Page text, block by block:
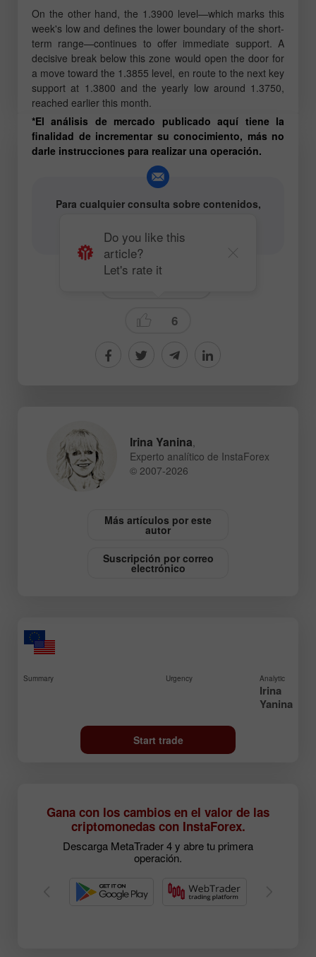
On the other hand, the 1.3900 level—which marks this
week's low and defines the lower boundary of the short-
term range—continues to offer immediate support. A
decisive break below this zone would open the door for
a move toward the 1.3855 level, en route to the next key
support at 1.3800 and the yearly low around 1.3750,
reached earlier this month.
*El análisis de mercado publicado aquí tiene la
finalidad de incrementar su conocimiento, más no
darle instrucciones para realizar una operación.
Para cualquier consulta sobre contenidos,
editorial-board@instaforex.com
6
Do you like this
article?
Let's rate it
Irina Yanina,
Experto analítico de InstaForex
© 2007-2026
Más artículos por este
autor
Suscripción por correo
electrónico
Summary Urgency Analytic
Irina
Yanina
Start trade
Gana con los cambios en el valor de las
criptomonedas con InstaForex.
Descarga MetaTrader 4 y abre tu primera
operación.